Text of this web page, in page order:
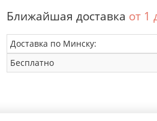
Ближайшая доставка от 1
Доставка по Минску:
Бесплатно